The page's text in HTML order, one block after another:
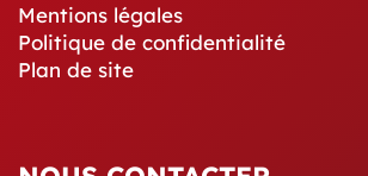
Mentions légales
Politique de confidentialité
Plan de site